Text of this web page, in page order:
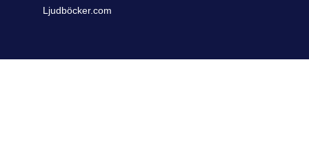
Ljudböcker.com